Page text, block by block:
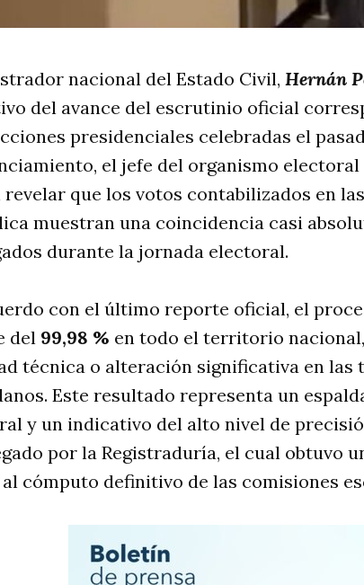
nacional del Estado Civil, Hernán
del avance del escrutinio oficial
presidenciales celebradas el
el jefe del organismo
revelar que los votos contabilizados en
muestran una coincidencia casi
durante la jornada electoral.
con el último reporte oficial, el
del 99,98 % en todo el territorio
técnica o alteración significativa en las
Este resultado representa un
y un indicativo del alto nivel de
por la Registraduría, el cual obtuvo
cómputo definitivo de las comisiones